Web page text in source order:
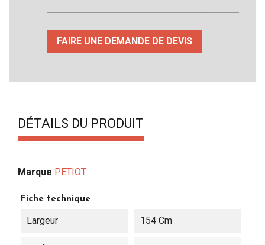
FAIRE UNE DEMANDE DE DEVIS
DÉTAILS DU PRODUIT
Marque PETIOT
Fiche technique
Largeur 154 Cm